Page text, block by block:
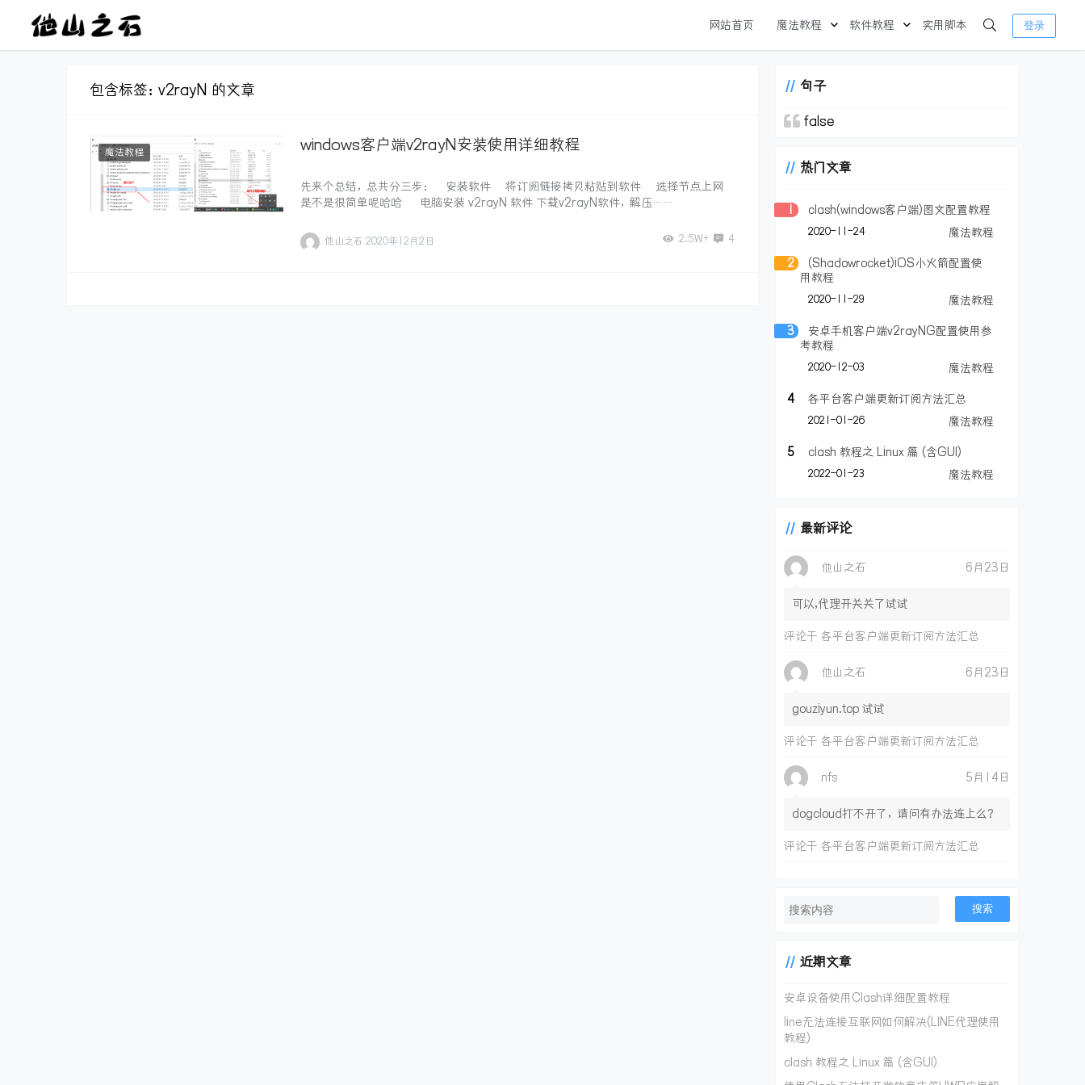
网站首页 魔法教程 软件教程 实用脚本 登录
包含标签：v2rayN 的文章
魔法教程 windows客户端v2rayN安装使用详细教程
先来个总结，总共分三步：① 安装软件② 将订阅链接拷贝粘贴到软件③ 选择节点上网
是不是很简单呢哈哈 ① 电脑安装 v2rayN 软件 下载v2rayN软件，解压……
他山之石 2020年12月2日 2.5W+ 4
句子
false
热门文章
clash(windows客户端)图文配置教程
2020-11-24 魔法教程
2
(Shadowrocket)iOS小火箭配置使
用教程
2020-11-29 魔法教程
3
安卓手机客户端v2rayNG配置使用参
考教程
2020-12-03 魔法教程
4 各平台客户端更新订阅方法汇总
2021-01-26 魔法教程
5 clash 教程之 Linux 篇 (含GUI)
2022-01-23 魔法教程
最新评论
他山之石 6月23日
可以,代理开关关了试试
评论于各平台客户端更新订阅方法汇总
他山之石 6月23日
gouziyun.top 试试
评论于各平台客户端更新订阅方法汇总
nfs 5月14日
dogcloud打不开了，请问有办法连上么？
评论于各平台客户端更新订阅方法汇总
搜索
近期文章
安卓设备使用Clash详细配置教程
line无法连接互联网如何解决(LINE代理使用
教程)
clash 教程之 Linux 篇 (含GUI)